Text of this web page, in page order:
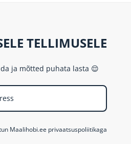
TELLIMUSELE
ja mõtted puhata lasta 😌
Maalihobi.ee privaatsuspoliitikaga